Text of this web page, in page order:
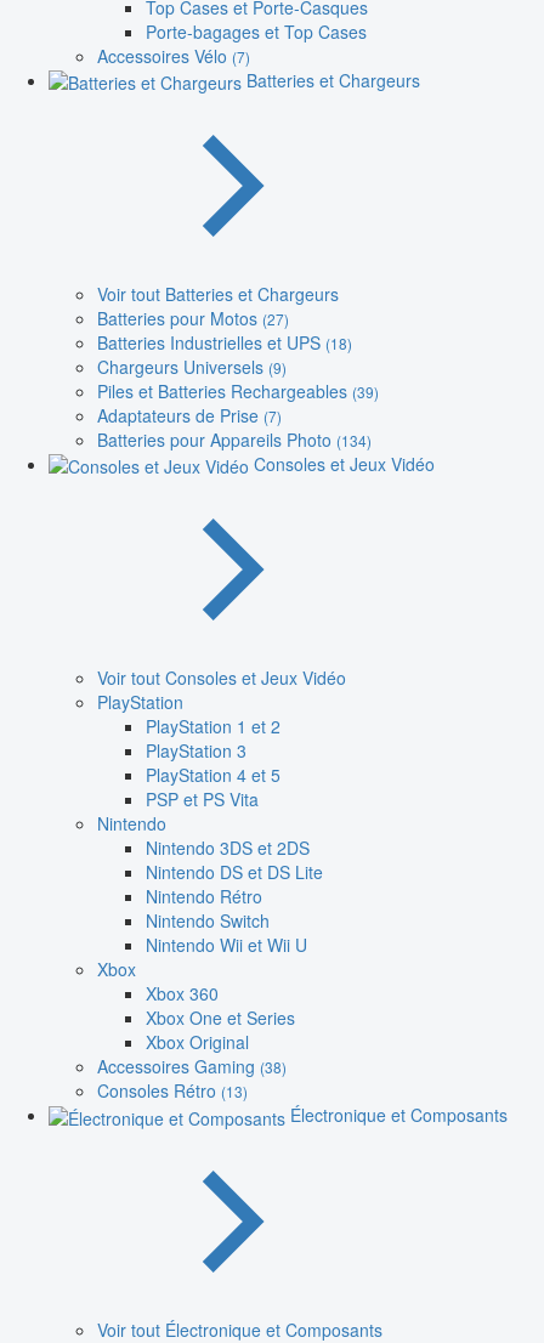
Top Cases et Porte-Casques
Porte-bagages et Top Cases
Accessoires Vélo (7)
Batteries et Chargeurs
Voir tout Batteries et Chargeurs
Batteries pour Motos (27)
Batteries Industrielles et UPS (18)
Chargeurs Universels (9)
Piles et Batteries Rechargeables (39)
Adaptateurs de Prise (7)
Batteries pour Appareils Photo (134)
Consoles et Jeux Vidéo
Voir tout Consoles et Jeux Vidéo
PlayStation
PlayStation 1 et 2
PlayStation 3
PlayStation 4 et 5
PSP et PS Vita
Nintendo
Nintendo 3DS et 2DS
Nintendo DS et DS Lite
Nintendo Rétro
Nintendo Switch
Nintendo Wii et Wii U
Xbox
Xbox 360
Xbox One et Series
Xbox Original
Accessoires Gaming (38)
Consoles Rétro (13)
Électronique et Composants
Voir tout Électronique et Composants